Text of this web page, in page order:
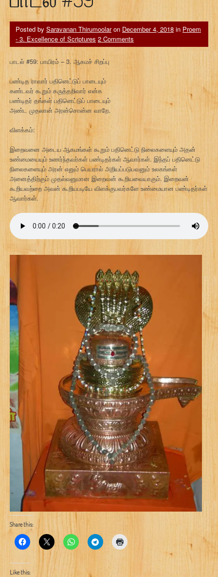
Posted by Saravanan Thirumoolaron December 4, 2018 in Proem
- 3. Excellence of Scriptures 2 Comments
பாடல் #59: பாயிரம் – 3. ஆகமச் சிறப்பு
பண்டித ராவார் பதினெட்டுப் பாடையும்
கண்டவர் கூறும் கருத்தறிவார் என்க
பண்டிதர் தங்கள் பதினெட்டுப் பாடையும்
அண்ட முதலான் அரன்சொன்ன வாறே.
விளக்கம்:
இறைவனை அடைய ஆகமங்கள் கூறும் பதினெட்டு நிலைகளையும் அதன்
உண்மையையும் உணர்ந்தவர்கள் பண்டிதர்கள் ஆவார்கள். இந்தப் பதினெட்டு
நிலைகளையும் அரன் எனும் பெயரால் அறியப்படுபவனும் உலகங்கள்
அனைத்திற்கும் முதல்வனுமான இறைவன் கூறியவையாகும். இறைவன்
கூறியவற்றை அவன் கூறியபடியே விளக்குபவர்களே உண்மையான பண்டிதர்கள்
ஆவார்கள்.
Share this:
Like this: